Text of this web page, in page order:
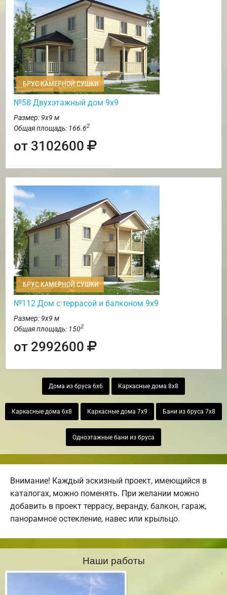
БРУС КАМЕРНОЙ СУШКИ
№58 Двухэтажный дом 9х9
Размер: 9х9 м
Общая площадь: 166.62
от 3102600
БРУС КАМЕРНОЙ СУШКИ
№112 Дом с террасой и балконом 9х9
Размер: 9х9 м
Общая площадь: 1502
от 2992600
Дома из бруса 6х6 Каркасные дома 8х8
Каркасные дома 6х8 Каркасные дома 7х9 Бани из бруса 7х8
Одноэтажные бани из бруса
Внимание! Каждый эскизный проект, имеющийся в
каталогах, можно поменять. При желании можно
добавить в проект террасу, веранду, балкон, гараж,
панорамное остекление, навес или крыльцо.
Наши работы